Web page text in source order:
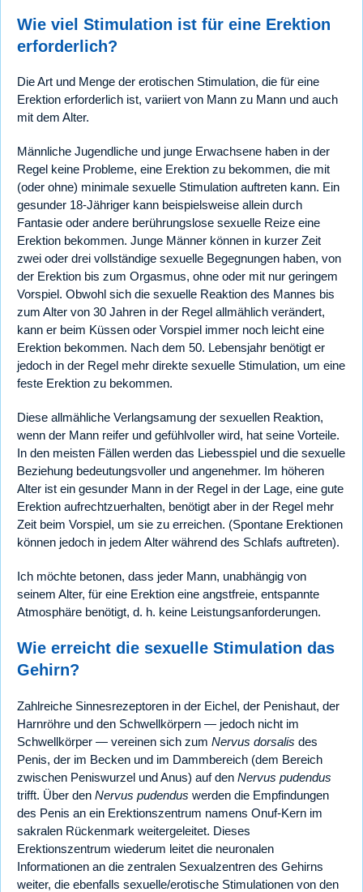
Wie viel Stimulation ist für eine Erektion
erforderlich?
Die Art und Menge der erotischen Stimulation, die für eine
Erektion erforderlich ist, variiert von Mann zu Mann und auch
mit dem Alter.
Männliche Jugendliche und junge Erwachsene haben in der
Regel keine Probleme, eine Erektion zu bekommen, die mit
(oder ohne) minimale sexuelle Stimulation auftreten kann. Ein
gesunder 18-Jähriger kann beispielsweise allein durch
Fantasie oder andere berührungslose sexuelle Reize eine
Erektion bekommen. Junge Männer können in kurzer Zeit
zwei oder drei vollständige sexuelle Begegnungen haben, von
der Erektion bis zum Orgasmus, ohne oder mit nur geringem
Vorspiel. Obwohl sich die sexuelle Reaktion des Mannes bis
zum Alter von 30 Jahren in der Regel allmählich verändert,
kann er beim Küssen oder Vorspiel immer noch leicht eine
Erektion bekommen. Nach dem 50. Lebensjahr benötigt er
jedoch in der Regel mehr direkte sexuelle Stimulation, um eine
feste Erektion zu bekommen.
Diese allmähliche Verlangsamung der sexuellen Reaktion,
wenn der Mann reifer und gefühlvoller wird, hat seine Vorteile.
In den meisten Fällen werden das Liebesspiel und die sexuelle
Beziehung bedeutungsvoller und angenehmer. Im höheren
Alter ist ein gesunder Mann in der Regel in der Lage, eine gute
Erektion aufrechtzuerhalten, benötigt aber in der Regel mehr
Zeit beim Vorspiel, um sie zu erreichen. (Spontane Erektionen
können jedoch in jedem Alter während des Schlafs auftreten).
Ich möchte betonen, dass jeder Mann, unabhängig von
seinem Alter, für eine Erektion eine angstfreie, entspannte
Atmosphäre benötigt, d. h. keine Leistungsanforderungen.
Wie erreicht die sexuelle Stimulation das
Gehirn?
Zahlreiche Sinnesrezeptoren in der Eichel, der Penishaut, der
Harnröhre und den Schwellkörpern — jedoch nicht im
Schwellkörper — vereinen sich zum Nervus dorsalis des
Penis, der im Becken und im Dammbereich (dem Bereich
zwischen Peniswurzel und Anus) auf den Nervus pudendus
trifft. Über den Nervus pudendus werden die Empfindungen
des Penis an ein Erektionszentrum namens Onuf-Kern im
sakralen Rückenmark weitergeleitet. Dieses
Erektionszentrum wiederum leitet die neuronalen
Informationen an die zentralen Sexualzentren des Gehirns
weiter, die ebenfalls sexuelle/erotische Stimulationen von den